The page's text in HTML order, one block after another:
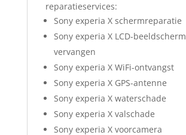
reparatieservices:
Sony experia X schermreparatie
Sony experia X LCD-beeldscherm
vervangen
Sony experia X WiFi-ontvangst
Sony experia X GPS-antenne
Sony experia X waterschade
Sony experia X valschade
Sony experia X voorcamera